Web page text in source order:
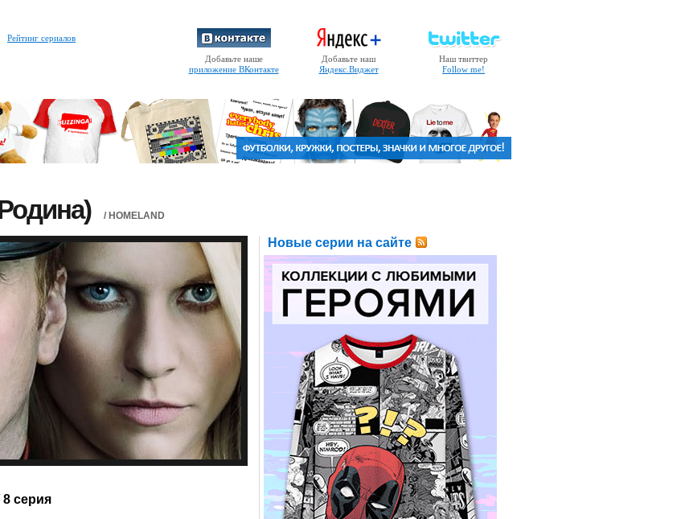
Рейтинг сериалов
Добавьте наше
приложение ВКонтакте
Добавьте наш
Яндекс.Виджет
Наш твиттер
Follow me!
/ HOMELAND
8 серия
Новые серии на сайте